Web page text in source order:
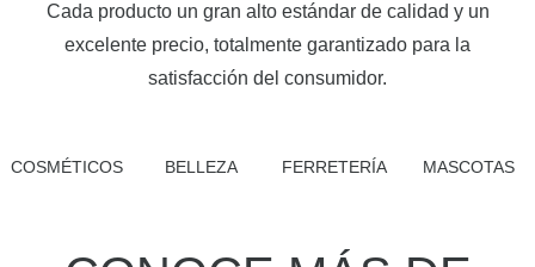
Cada producto un gran alto estándar de calidad y un
excelente precio, totalmente garantizado para la
satisfacción del consumidor.
COSMÉTICOS BELLEZA FERRETERÍA MASCOTAS